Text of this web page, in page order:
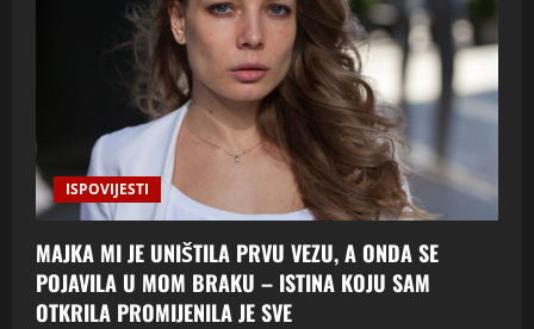
ISPOVIJESTI
MAJKA MI JE UNIŠTILA PRVU VEZU, A ONDA SE
POJAVILA U MOM BRAKU – ISTINA KOJU SAM
OTKRILA PROMIJENILA JE SVE